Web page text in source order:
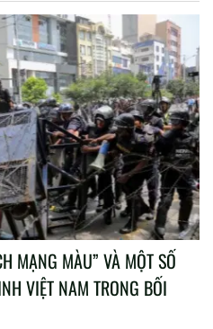
MẠNG MÀU” VÀ MỘT SỐ
VIỆT NAM TRONG BỐI